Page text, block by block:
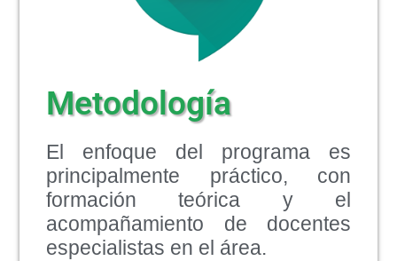
Metodología
El enfoque del programa es
principalmente práctico, con
formación teórica y el
acompañamiento de docentes
especialistas en el área.